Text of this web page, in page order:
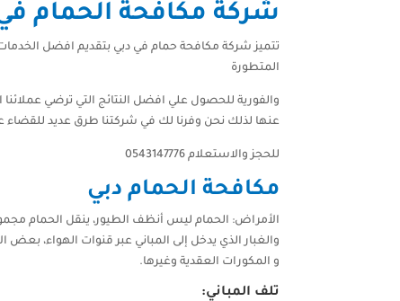
شركة مكافحة الحمام
تتميز شركة مكافحة حمام في دبي بتقديم افضل
المتطورة
والفورية للحصول علي افضل النتائج التي ترضي عملائنا
عنها لذلك نحن وفرنا لك في شركتنا طرق عديد
للحجز والاستعلام 0543147776
مكافحة الحمام دبي
الأمراض: الحمام ليس أنظف الطيور، ينقل الحمام
والغبار الذي يدخل إلى المباني عبر قنوات الهواء،
و المكورات العقدية وغيرها.
تلف المباني: